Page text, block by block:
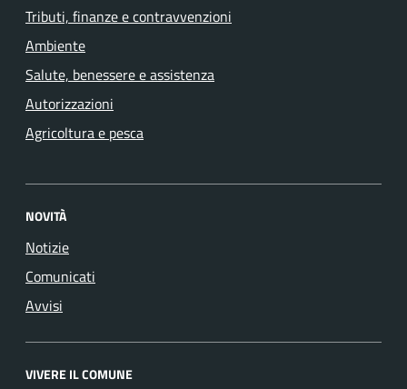
Tributi, finanze e contravvenzioni
Ambiente
Salute, benessere e assistenza
Autorizzazioni
Agricoltura e pesca
NOVITÀ
Notizie
Comunicati
Avvisi
VIVERE IL COMUNE